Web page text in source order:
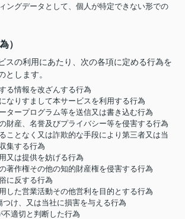
ングデータとして、個人が特定できない形での
）
スの利用にあたり、次の各項に定める行為を
とします。
る情報を改ざんする行為
なりすまして本サービスを利用する行為
タープログラム等を送信又は書き込む行為
財産、名誉及びプライバシー等を侵害する行為
ことなく又は詐欺的な手段により第三者又は当
集する行為
又は提供を妨げる行為
著作権その他の知的財産権を侵害する行為
に反する行為
した営業活動その他営利を目的とする行為
け、又は当社に損害を与える行為
適切と判断した行為